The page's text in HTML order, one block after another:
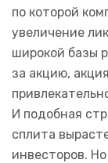
по которой
увеличение
широкой базы
за акцию,
И подобная
сплита
инвесторов.